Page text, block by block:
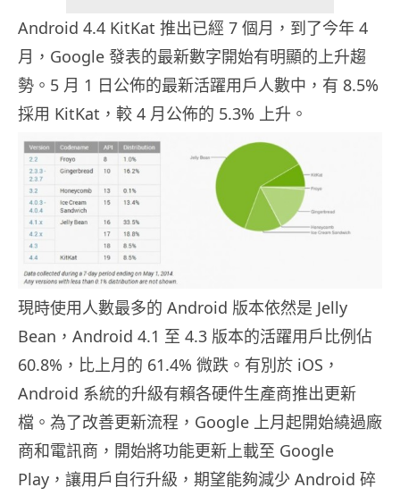
Android 4.4 KitKat 推出已經 7 個月，到了今年 4
月，Google 發表的最新數字開始有明顯的上升趨
勢。5 月 1 日公佈的最新活躍用戶人數中，有 8.5%
採用 KitKat，較 4 月公佈的 5.3% 上升。
現時使用人數最多的 Android 版本依然是 Jelly
Bean，Android 4.1 至 4.3 版本的活躍用戶比例佔
60.8%，比上月的 61.4% 微跌。有別於 iOS，
Android 系統的升級有賴各硬件生產商推出更新
檔。為了改善更新流程，Google 上月起開始繞過廠
商和電訊商，開始將功能更新上載至 Google
Play，讓用戶自行升級，期望能夠減少 Android 碎